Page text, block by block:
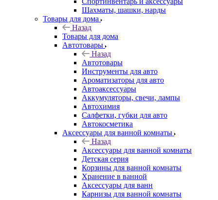
Шахматы, шашки, нарды
Товары для дома
Назад
Товары для дома
Автотовары
Назад
Автотовары
Инструменты для авто
Ароматизаторы для авто
Автоаксессуары
Аккумуляторы, свечи, лампы
Автохимия
Салфетки, губки для авто
Автокосметика
Аксессуары для ванной комнаты
Назад
Аксессуары для ванной комнаты
Детская серия
Корзины для ванной комнаты
Хранение в ванной
Аксессуары для ванн
Карнизы для ванной комнаты